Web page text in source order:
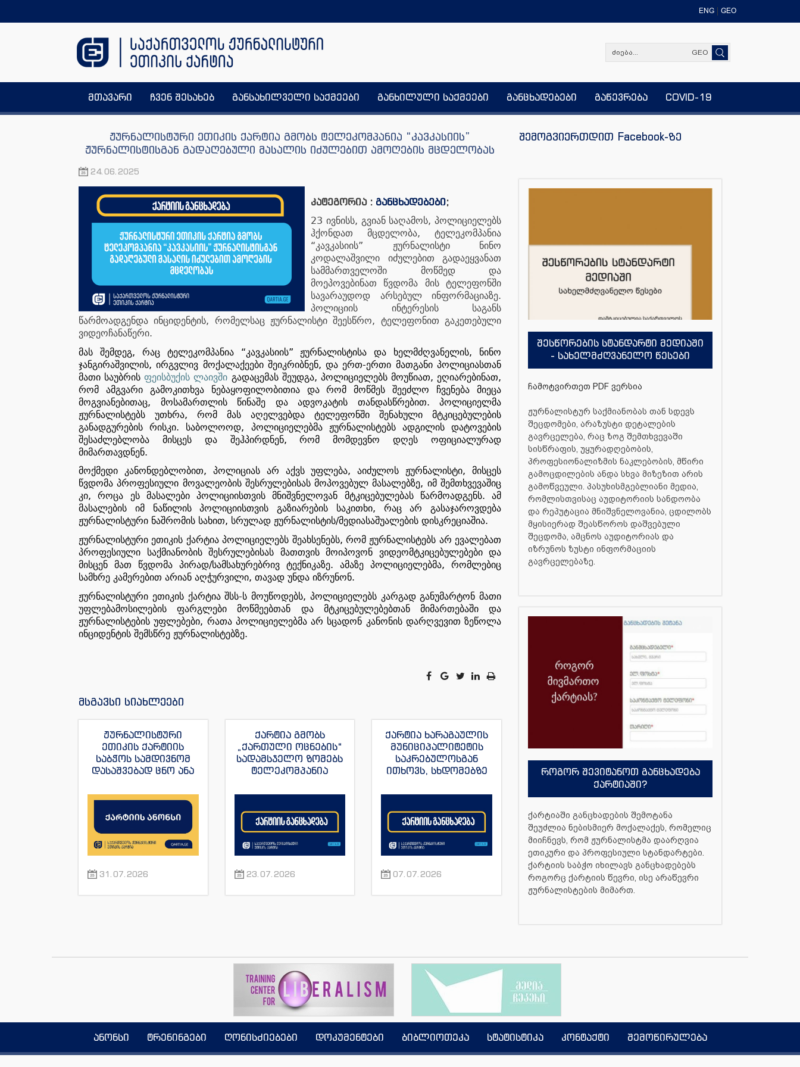
ENG GEO
GEO
მთავარი ჩვენ შესახებ განსახილველი საქმეები განხილული საქმეები განცხადებები გაწევრება COVID-19
ჟურნალისტური ეთიკის ქარტია გმობს ტელეკომპანია “კავკასიის”
ჟურნალისტისგან გადაღებული მასალის იძულებით ამოღების მცდელობას
24.06.2025
კატეგორია : განცხადებები;
23 ივნისს, გვიან საღამოს, პოლიციელებს
ჰქონდათ
მცდელობა, ტელეკომპანია
“კავკასიის” ჟურნალისტი
ნინო
კოდალაშვილი
იძულებით
გადაეყვანათ
სამმართველოში
მოწმედ
და
მოეპოვებინათ
წვდომა მის
ტელეფონში
სავარაუდოდ
არსებულ ინფორმაციაზე.
პოლიციის ინტერესის
საგანს
წარმოადგენდა ინციდენტის, რომელსაც ჟურნალისტი შეესწრო, ტელეფონით
გაკეთებული
ვიდეოჩანაწერი.
მას შემდეგ, რაც ტელეკომპანია “კავკასიის” ჟურნალისტისა და ხელმძღვანელის,
ნინო
ჯანგირაშვილის, ირგვლივ მოქალაქეები შეიკრიბნენ, და ერთ-ერთი მათგანი პოლიციასთან
მათი საუბრის ფეისბუქის ლაივში გადაცემას შეუდგა, პოლიციელებს მოუწიათ, ეღიარებინათ,
რომ ამგვარი გამოკითხვა ნებაყოფილობითია და რომ მოწმეს შეეძლო ჩვენება
მიეცა
მოგვიანებითაც, მოსამართლის წინაშე და ადვოკატის თანდასწრებით.
პოლიციელმა
ჟურნალისტებს
უთხრა, რომ მას აღელვებდა ტელეფონში შენახული
მტკიცებულების
განადგურების
რისკი. საბოლოოდ, პოლიციელებმა ჟურნალისტებს ადგილის
დატოვების
შესაძლებლობა
მისცეს და შეჰპირდნენ, რომ მომდევნო დღეს
ოფიციალურად
მიმართავდნენ.
მოქმედი კანონდებლობით, პოლიციას არ აქვს უფლება, აიძულოს ჟურნალისტი,
მისცეს
წვდომა პროფესიული მოვალეობის შესრულებისას მოპოვებულ მასალებზე, იმ შემთხვევაშიც
კი, როცა ეს მასალები პოლიციისთვის მნიშვნელოვან მტკიცებულებას წარმოადგენს.
ამ
მასალების
იმ ნაწილის პოლიციისთვის გაზიარების საკითხი, რაც არ
გასაჯაროვდება
ჟურნალისტური ნაშრომის სახით, სრულად ჟურნალისტის/მედიასაშუალების დისკრეციაშია.
ჟურნალისტური ეთიკის ქარტია პოლიციელებს შეახსენებს, რომ ჟურნალისტებს არ ევალებათ
პროფესიული
საქმიანობის შესრულებისას მათთვის მოიპოვონ ვიდეომტკიცებულებები
და
მისცენ
მათ წვდომა პირად/სამსახურებრივ ტექნიკაზე. ამაზე პოლიციელებმა,
რომლებიც
სამხრე კამერებით არიან აღჭურვილი, თავად უნდა იზრუნონ.
ჟურნალისტური ეთიკის ქარტია შსს-ს მოუწოდებს, პოლიციელებს კარგად განუმარტონ მათი
უფლებამოსილების
ფარგლები მოწმეებთან და მტკიცებულებებთან მიმართებაში
და
ჟურნალისტების უფლებები, რათა პოლიციელებმა არ სცადონ კანონის დარღვევით ზეწოლა
ინციდენტის შემსწრე ჟურნალისტებზე.
მსგავსი სიახლეები
ჟურნალისტური
ეთიკის ქარტიის
საბჭოს სამდივნომ
დასაშვებად ცნო ანა
განცხადება “ტვ
ჟურნალისტის მაკა
ანდრონიკაშვილის
წინააღმდეგ.
31.07.2026
ქარტია გმობს
„ქართული ოცნების“
სადამსჯელო ზომებს
ტელეკომპანია
სანაიას და მისი სხვა
მიმართ
23.07.2026
ქარტია ხარაგაულის
მუნიციპალიტეტის
საკრებულოსგან
ითხოვს, სხდომებზე
ჟურნალისტებს
პირობები შეუქმნას
07.07.2026
შემოგვიერთდით Facebook-ზე
შესწორების სტანდარტი მედიაში
- სახელმძღვანელო წესები
ჩამოტვირთეთ PDF ვერსია
ჟურნალისტურ საქმიანობას თან სდევს
შეცდომები, არაზუსტი დეტალების
გავრცელება, რაც ზოგ შემთხვევაში
სისწრაფის, უყურადღებობის,
პროფესიონალიზმის ნაკლებობის, მწირი
გამოცდილების ანდა სხვა მიზეზით არის
გამოწვეული. პასუხისმგებლიანი მედია,
რომლისთვისაც აუდიტორიის სანდოობა
და რეპუტაცია მნიშვნელოვანია, ცდილობს
მყისიერად შეასწოროს დაშვებული
შეცდომა, ამცნოს აუდიტორიას და
იზრუნოს ზუსტი ინფორმაციის
გავრცელებაზე.
როგორ შევიტანოთ განცხადება
ქარტიაში?
ქარტიაში განცხადების შემოტანა
შეუძლია ნებისმიერ მოქალაქეს, რომელიც
მიიჩნევს, რომ ჟურნალისტმა დაარღვია
ეთიკური და პროფესიული სტანდარტები.
ქარტიის საბჭო იხილავს განცხადებებს
როგორც ქარტიის წევრი, ისე არაწევრი
ჟურნალისტების მიმართ.
ანონსი ტრენინგები ღონისძიებები დოკუმენტები ბიბლიოთეკა სტატისტიკა კონტაქტი შემოწირულება